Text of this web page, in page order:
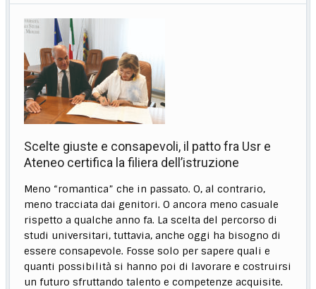
Scelte giuste e consapevoli, il patto fra Usr e
Ateneo certifica la filiera dell’istruzione
Meno “romantica” che in passato. O, al contrario,
meno tracciata dai genitori. O ancora meno casuale
rispetto a qualche anno fa. La scelta del percorso di
studi universitari, tuttavia, anche oggi ha bisogno di
essere consapevole. Fosse solo per sapere quali e
quanti possibilità si hanno poi di lavorare e costruirsi
un futuro sfruttando talento e competenze acquisite.